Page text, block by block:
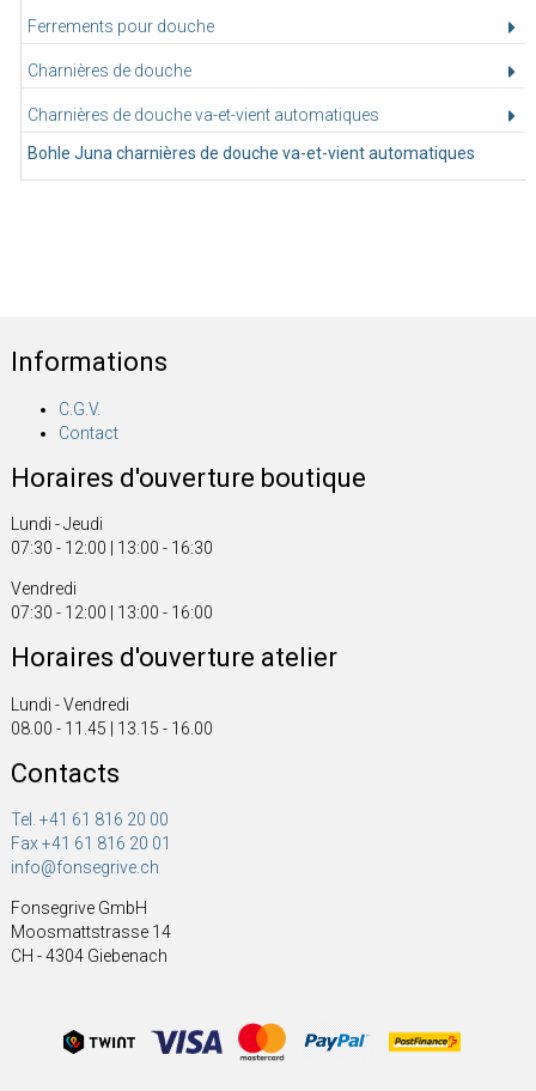
Ferrements pour douche
Charnières de douche
Charnières de douche va-et-vient automatiques
Bohle Juna charnières de douche va-et-vient automatiques
Informations
C.G.V.
Contact
Horaires d'ouverture boutique
Lundi - Jeudi
07:30 - 12:00 | 13:00 - 16:30
Vendredi
07:30 - 12:00 | 13:00 - 16:00
Horaires d'ouverture atelier
Lundi - Vendredi
08.00 - 11.45 | 13.15 - 16.00
Contacts
Tel. +41 61 816 20 00
Fax +41 61 816 20 01
info@fonsegrive.ch
Fonsegrive GmbH
Moosmattstrasse 14
CH - 4304 Giebenach